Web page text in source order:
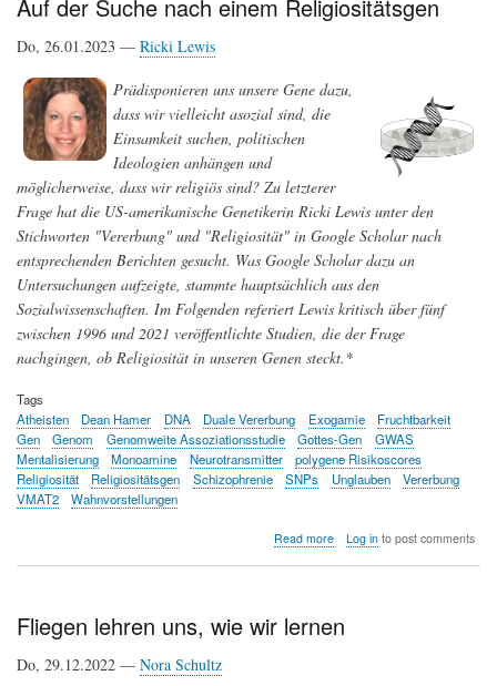
die
denen
Die
Unknome
Datenbank
auf
unbekannte
menschliche
Gene
Auf der Suche nach einem Religiositätsgen
Do, 26.01.2023 — Ricki Lewis
Prädisponieren uns unsere Gene dazu,
dass wir vielleicht asozial sind, die
Einsamkeit suchen, politischen
Ideologien anhängen und
möglicherweise, dass wir religiös sind? Zu letzterer
Frage hat die US-amerikanische Genetikerin Ricki Lewis unter den
Stichworten "Vererbung" und "Religiosität" in Google Scholar nach
entsprechenden Berichten gesucht. Was Google Scholar dazu an
Untersuchungen aufzeigte, stammte hauptsächlich aus den
Sozialwissenschaften. Im Folgenden referiert Lewis kritisch über fünf
zwischen 1996 und 2021 veröffentlichte Studien, die der Frage
nachgingen, ob Religiosität in unseren Genen steckt.*
Tags
Atheisten
Dean Hamer DNA Duale Vererbung Exogamie
Fruchtbarkeit
Gen
Genom Genomweite Assoziationsstudie Gottes-Gen
GWAS
Mentalisierung
Monoamine Neurotransmitter
polygene Risikoscores
Religiosität
Religiositätsgen Schizophrenie SNPs Unglauben
Vererbung
VMAT2
Wahnvorstellungen
Read moreabout
einem
Log into post comments
Fliegen lehren uns, wie wir lernen
Do, 29.12.2022 — Nora Schultz